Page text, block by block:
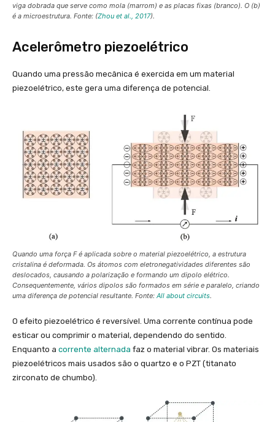
viga dobrada que serve como mola (marrom) e as placas fixas (branco). O (b)
é a microestrutura. Fonte: (Zhou et al., 2017).
Acelerômetro piezoelétrico
Quando uma pressão mecânica é exercida em um material
piezoelétrico, este gera uma diferença de potencial.
Quando uma força F é aplicada sobre o material piezoelétrico, a estrutura
cristalina é deformada. Os átomos com eletronegatividades diferentes são
deslocados, causando a polarização e formando um dipolo elétrico.
Consequentemente, vários dipolos são formados em série e paralelo, criando
uma diferença de potencial resultante. Fonte: All about circuits.
O efeito piezoelétrico é reversível. Uma corrente contínua pode
esticar ou comprimir o material, dependendo do sentido.
Enquanto a corrente alternada faz o material vibrar. Os materiais
piezoelétricos mais usados são o quartzo e o PZT (titanato
zirconato de chumbo).